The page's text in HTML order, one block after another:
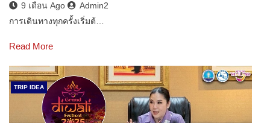
9 เดือน Ago
Admin2
การเดินทางทุกครั้งเริ่มต้…
Read More
TRIP IDEA